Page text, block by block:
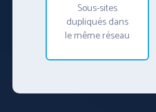
Sous-sites
dupliqués dans
le même réseau